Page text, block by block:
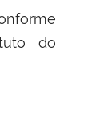
do